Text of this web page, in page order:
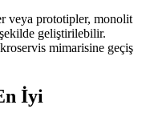
veya prototipler, monolit
geliştirilebilir.
mimarisine geçiş
İyi